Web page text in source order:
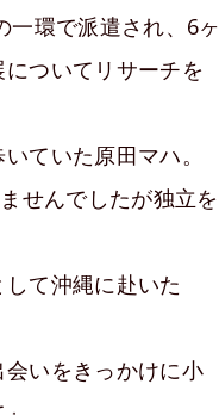
一環で派遣され、6ヶ
ついてリサーチを
ていた原田マハ。
せんでしたが独立を
て沖縄に赴いた
いをきっかけに小